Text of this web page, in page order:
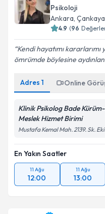
Psikoloji
Ankara, Çankaya
4.9 (96
Kendi hayatımı kararlarımı
ömrümde böylesine
Adres 1 Online
Klinik Psikolog Bade Kürüm-
Meslek Hizmet Birimi
Mustafa Kemal Mah. 2139. Sk.
En Yakın Saatler
11 Ağu
12:00
11 Ağu
13:00